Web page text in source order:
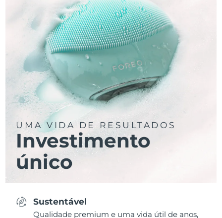
UMA VIDA DE RESULTADOS
Investimento
único
Sustentável
Qualidade premium e uma vida útil de anos,